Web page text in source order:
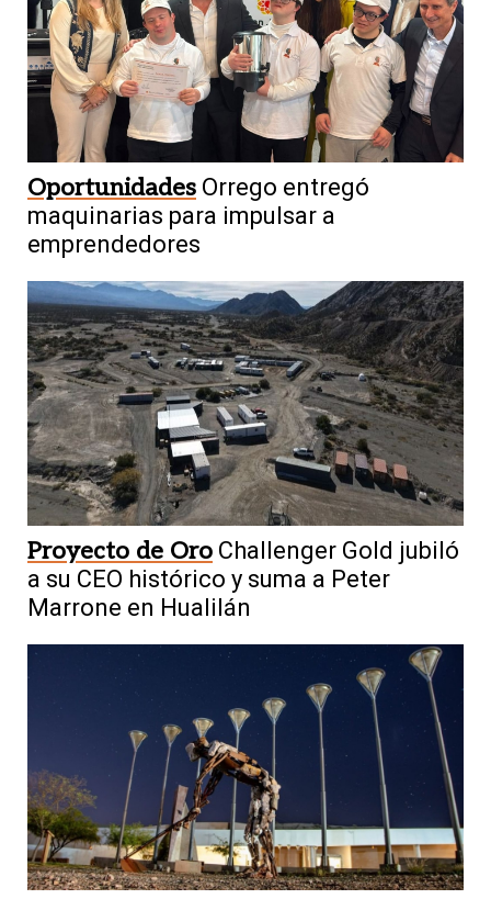
Oportunidades Orrego entregó
maquinarias para impulsar a
emprendedores
Proyecto de Oro Challenger Gold jubiló
a su CEO histórico y suma a Peter
Marrone en Hualilán